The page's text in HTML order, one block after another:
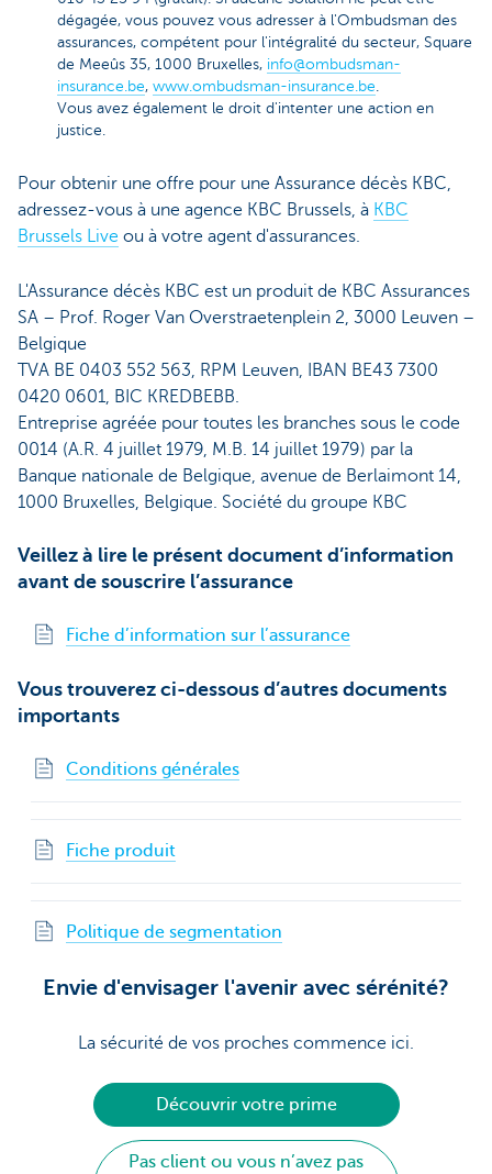
dégagée, vous pouvez vous adresser à l'Ombudsman des
assurances, compétent pour l'intégralité du secteur, Square
de Meeûs 35, 1000 Bruxelles, info@ombudsman-
insurance.be, www.ombudsman-insurance.be
Vous avez également le droit d'intenter une action en
justice.
Pour obtenir une offre pour une Assurance décès KBC,
adressez-vous à une agence KBC Brussels, à KBC
Brussels Live ou à votre agent d'assurances.
L'Assurance décès KBC est un produit de KBC Assurances
SA – Prof. Roger Van Overstraetenplein 2, 3000 Leuven –
Belgique
TVA BE 0403 552 563, RPM Leuven, IBAN BE43 7300
0420 0601, BIC KREDBEBB.
Entreprise agréée pour toutes les branches sous le code
0014 (A.R. 4 juillet 1979, M.B. 14 juillet 1979) par la
Banque nationale de Belgique, avenue de Berlaimont 14,
1000 Bruxelles, Belgique. Société du groupe KBC
Veillez à lire le présent document d’information
avant de souscrire l’assurance
Fiche d’information sur l’assurance
Vous trouverez ci-dessous d’autres documents
importants
Conditions générales
Fiche produit
Politique de segmentation
Envie d'envisager l'avenir avec sérénité?
La sécurité de vos proches commence ici.
Découvrir votre prime
Pas client ou vous n’avez pas